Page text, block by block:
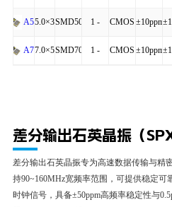
4P 54MHz
A5C5.0×3.2×1.20
SMD5032-
4P
1 -
54MHz
CMOS ±10ppm
A7C7.0×5.0×1.30
SMD7050-1 - CMOS ±10ppm
差分输出石英晶振（
差分输出石英晶振专为高速数据传输与精
持90~160MHz宽频率范围，可提供稳定可
时钟信号，具备±50ppm高频率稳定性与